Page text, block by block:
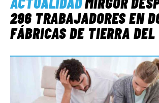
296 TRABAJADORES EN
FÁBRICAS DE TIERRA DEL